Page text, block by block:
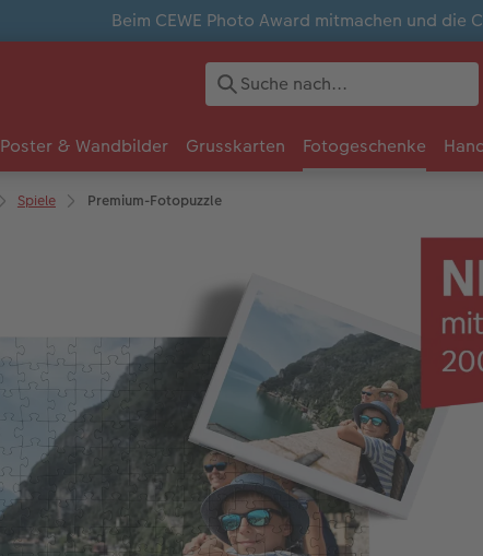
Beim CEWE Photo Award mitmachen und die
Poster & Wandbilder Grusskarten Fotogeschenke
Spiele Premium-Fotopuzzle